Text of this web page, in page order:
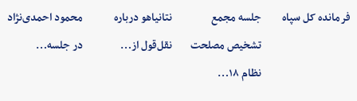
فرمانده کل سپاه
جلسه مجمع
تشخیص مصلحت
نظام ۱۸…
نتانیاهو درباره
نقل‌قول از…
محمود احمدی‌نژاد
در جلسه…